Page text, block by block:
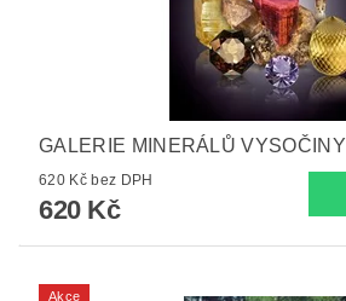
GALERIE MINERÁLŮ VYSOČINY
620 Kč bez DPH
620 Kč
Akce